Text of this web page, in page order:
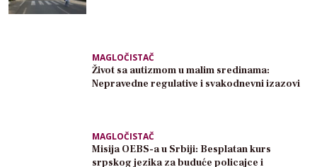
MAGLOČISTAČ
Život sa autizmom u malim sredinama:
Nepravedne regulative i svakodnevni izazovi
MAGLOČISTAČ
Misija OEBS-a u Srbiji: Besplatan kurs
srpskog jezika za buduće policajce i